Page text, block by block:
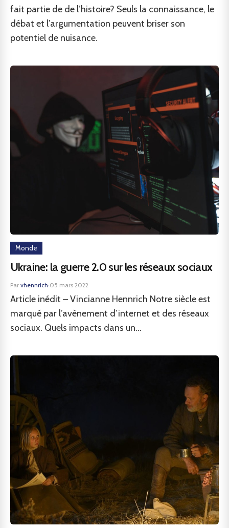
fait partie de de l’histoire? Seuls la connaissance, le
débat et l’argumentation peuvent briser son
potentiel de nuisance.
Monde
Ukraine: la guerre 2.0 sur les réseaux sociaux
Par vhennrich·05 mars 2022
Article inédit – Vincianne Hennrich Notre siècle est
marqué par l’avènement d’internet et des réseaux
sociaux. Quels impacts dans un...